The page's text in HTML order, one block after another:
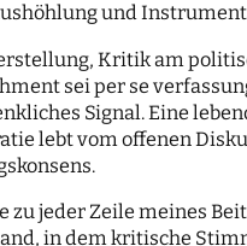
und
Kritik am
sei per se
Signal. Eine
lebt vom offenen
zu jeder Zeile meines
in dem kritische